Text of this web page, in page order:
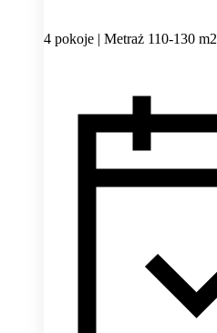
4 pokoje | Metraż 110-130 m2